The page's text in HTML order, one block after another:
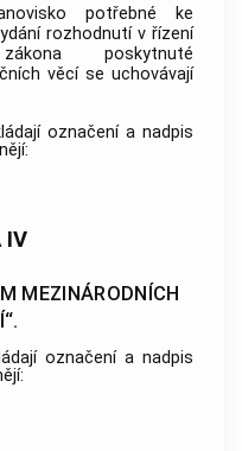
potřebné ke
rozhodnutí v řízení
poskytnuté
věcí se uchovávají
označení a nadpis
IV
MEZINÁRODNÍCH
označení a nadpis